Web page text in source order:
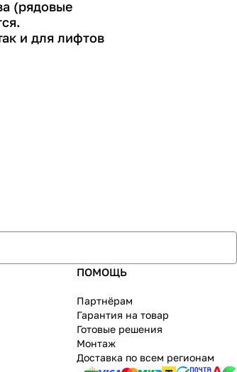
(рядовые
и для лифтов
ПОМОЩЬ
Партнёрам
Гарантия на товар
Готовые решения
Монтаж
Доставка по всем регионам